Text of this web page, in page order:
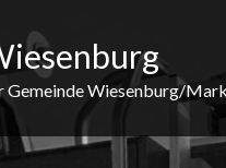
Gemeinde Wiesenburg/